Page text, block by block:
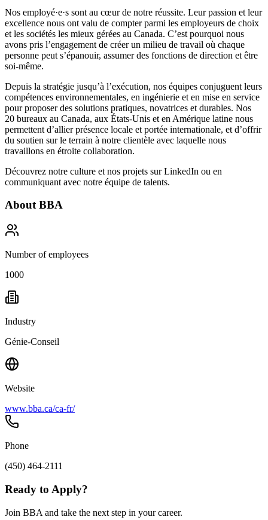
Nos employé·e·s sont au cœur de notre réussite. Leur passion et leur
excellence nous ont valu de compter parmi les employeurs de choix
et les sociétés les mieux gérées au Canada. C’est pourquoi nous
avons pris l’engagement de créer un milieu de travail où chaque
personne peut s’épanouir, assumer des fonctions de direction et être
soi-même.
Depuis la stratégie jusqu’à l’exécution, nos équipes conjuguent leurs
compétences environnementales, en ingénierie et en mise en service
pour proposer des solutions pratiques, novatrices et durables. Nos
20 bureaux au Canada, aux États-Unis et en Amérique latine nous
permettent d’allier présence locale et portée internationale, et d’offrir
du soutien sur le terrain à notre clientèle avec laquelle nous
travaillons en étroite collaboration.
Découvrez notre culture et nos projets surLinkedIn ou en
communiquant avec notre équipe de talents.
About BBA
Number of employees
1000
Industry
Génie-Conseil
Website
www.bba.ca/ca-fr/
Phone
(450) 464-2111
Ready to Apply?
Join BBA and take the next step in your career.